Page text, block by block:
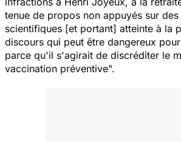
tenue de propos non appuyés sur des
scientifiques [et portant] atteinte à la
discours qui peut être dangereux
parce qu'il s'agirait de discréditer le
vaccination préventive".